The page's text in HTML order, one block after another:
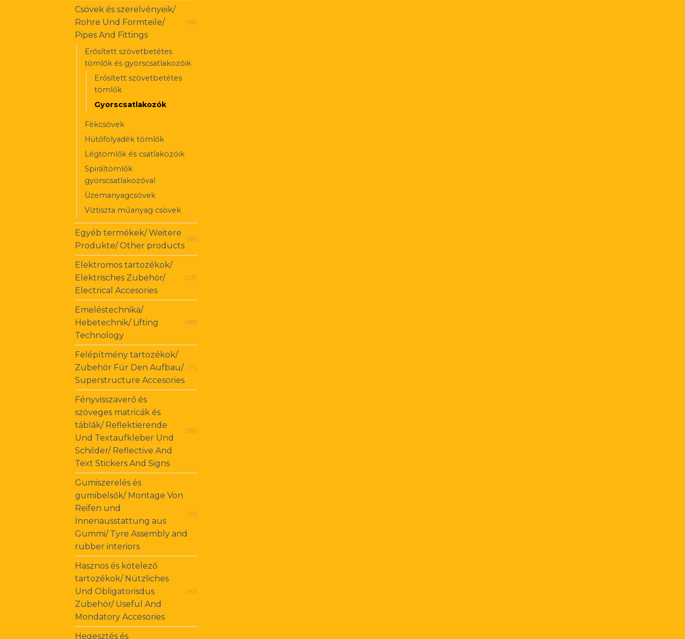
Csövek és szerelvényeik/
Rohre Und Formteile/
Pipes And Fittings
(100)
Erősített szövetbetétes
tömlők és gyorscsatlakozóik
Erősített szövetbetétes
tömlők
Gyorscsatlakozók
Fékcsövek
Hütőfolyadék tömlők
Légtömlők és csatlakozóik
Spiráltömlők
gyorscsatlakozóval
Üzemanyagcsövek
Víztiszta műanyag csövek
Egyéb termékek/ Weitere
Produkte/ Other products
(60)
Elektromos tartozékok/
Elektrisches Zubehör/
Electrical Accesories
(231)
Emeléstechnika/
Hebetechnik/ Lifting
Technology
(185)
Felépítmény tartozékok/
Zubehör Für Den Aufbau/
Superstructure Accesories
(71)
Fényvisszaverő és
szöveges matricák és
táblák/ Reflektierende
Und Textaufkleber Und
Schilder/ Reflective And
Text Stickers And Signs
(130)
Gumiszerelés és
gumibelsők/ Montage Von
Reifen und
Innenausstattung aus
Gummi/ Tyre Assembly and
rubber interiors
(15)
Hasznos és kötelező
tartozékok/ Nützliches
Und Obligatorisdus
Zubehör/ Useful And
Mondatory Accesories
(43)
Hegesztés és